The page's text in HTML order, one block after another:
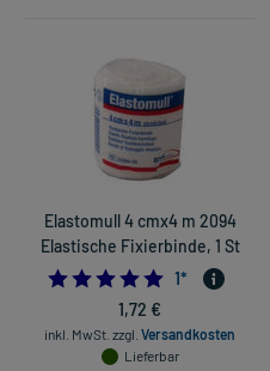
Elastomull 4 cmx4 m 2094
Elastische Fixierbinde, 1 St
5.0
1*
1,72 €
inkl. MwSt. zzgl. Versandkosten
Lieferbar